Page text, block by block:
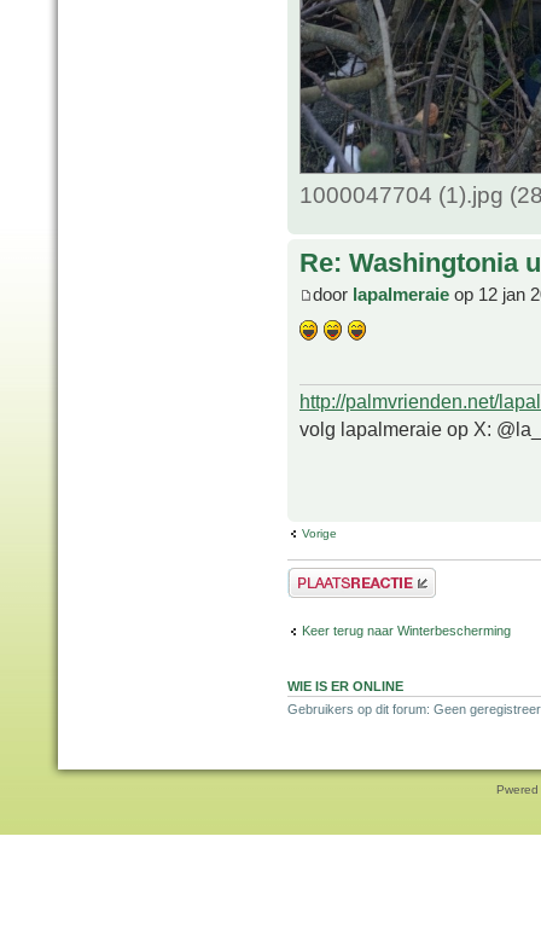
1000047704 (1).jpg
Re: Washingtonia
door lapalmeraie op 12 jan
http://palmvrienden.net/
volg lapalmeraie op X:
Vorige
Plaats een reactie
Keer terug naar Winterbescherming
WIE IS ER ONLINE
Gebruikers op dit forum: Geen